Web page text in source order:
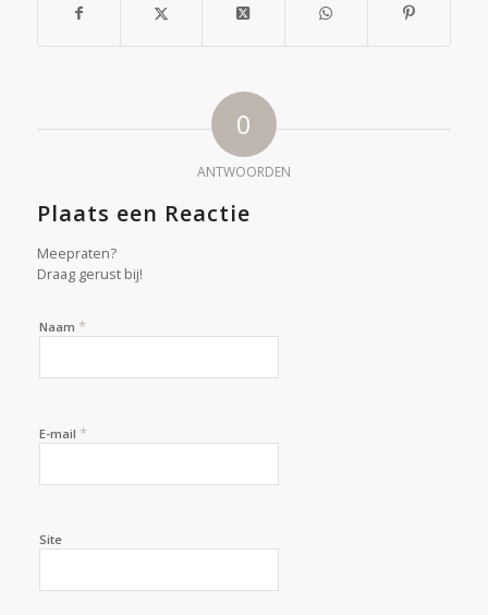
0
ANTWOORDEN
Plaats een Reactie
Meepraten?
Draag gerust bij!
Naam *
E-mail *
Site